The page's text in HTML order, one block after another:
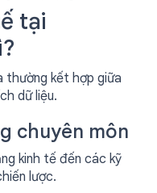
tại
thường kết hợp giữa
dữ liệu.
chuyên môn
kinh tế đến các kỹ
lược.